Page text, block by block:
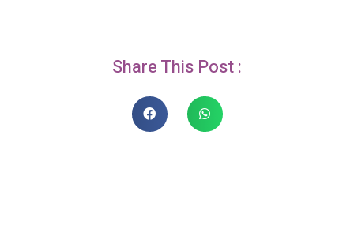
Share This Post :